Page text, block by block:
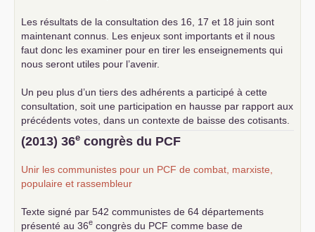
Les résultats de la consultation des 16, 17 et 18 juin sont
maintenant connus. Les enjeux sont importants et il nous
faut donc les examiner pour en tirer les enseignements qui
nous seront utiles pour l’avenir.
Un peu plus d’un tiers des adhérents a participé à cette
consultation, soit une participation en hausse par rapport aux
précédents votes, dans un contexte de baisse des cotisants.
... lire la suite
(2013) 36e congrès du PCF
Unir les communistes pour un PCF de combat, marxiste,
populaire et rassembleur
Texte signé par 542 communistes de 64 départements
présenté au 36e congrès du PCF comme base de